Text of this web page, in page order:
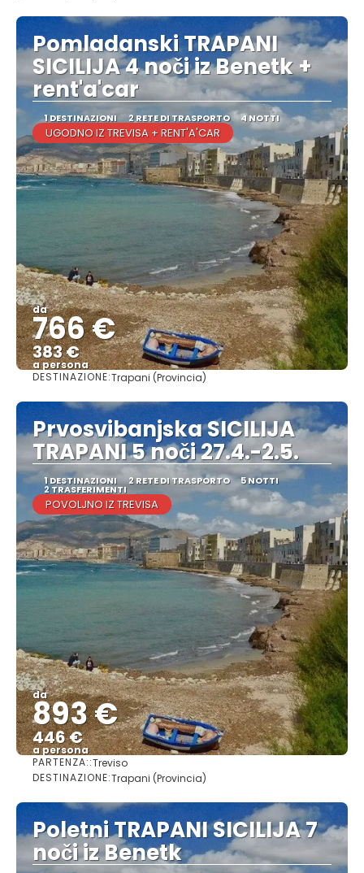
Pomladanski TRAPANI
SICILIJA 4 noči iz Benetk +
rent'a'car
1 DESTINAZIONI 2 RETE DI TRASPORTO 4 NOTTI
UGODNO IZ TREVISA + RENT'A'CAR
da
766 €
383 €
a persona
Vedere
DESTINAZIONE:Trapani (Provincia)
Prvosvibanjska SICILIJA
TRAPANI 5 noči 27.4.-2.5.
1 DESTINAZIONI 2 RETE DI TRASPORTO 5 NOTTI
2 TRASFERIMENTI
POVOLJNO IZ TREVISA
da
893 €
446 €
a persona
Vedere
PARTENZA::Treviso
DESTINAZIONE:Trapani (Provincia)
Poletni TRAPANI SICILIJA 7
noči iz Benetk